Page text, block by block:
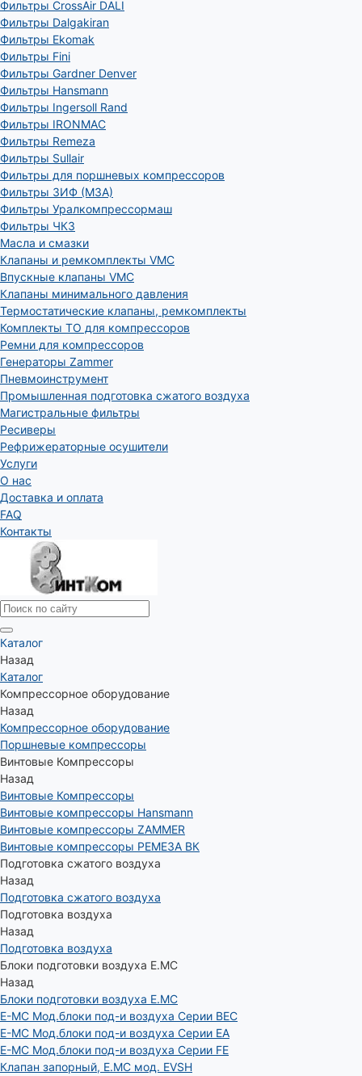
Фильтры CrossAir DALI
Фильтры Dalgakiran
Фильтры Ekomak
Фильтры Fini
Фильтры Gardner Denver
Фильтры Hansmann
Фильтры Ingersoll Rand
Фильтры IRONMAC
Фильтры Remeza
Фильтры Sullair
Фильтры для поршневых компрессоров
Фильтры ЗИФ (МЗА)
Фильтры Уралкомпрессормаш
Фильтры ЧКЗ
Масла и смазки
Клапаны и ремкомплекты VMC
Впускные клапаны VMC
Клапаны минимального давления
Термостатические клапаны, ремкомплекты
Комплекты ТО для компрессоров
Ремни для компрессоров
Генераторы Zammer
Пневмоинструмент
Промышленная подготовка сжатого воздуха
Магистральные фильтры
Ресиверы
Рефрижераторные осушители
Услуги
О нас
Доставка и оплата
FAQ
Контакты
Каталог
Назад
Каталог
Компрессорное оборудование
Назад
Компрессорное оборудование
Поршневые компрессоры
Винтовые Компрессоры
Назад
Винтовые Компрессоры
Винтовые компрессоры Hansmann
Винтовые компрессоры ZAMMER
Винтовые компрессоры РЕМЕЗА ВК
Подготовка сжатого воздуха
Назад
Подготовка сжатого воздуха
Подготовка воздуха
Назад
Подготовка воздуха
Блоки подготовки воздуха E.MC
Назад
Блоки подготовки воздуха E.MC
E-MC Мод.блоки под-и воздуха Серии BEC
E-MC Мод.блоки под-и воздуха Серии EA
E-MC Мод.блоки под-и воздуха Серии FE
Клапан запорный, E.MC мод. EVSH